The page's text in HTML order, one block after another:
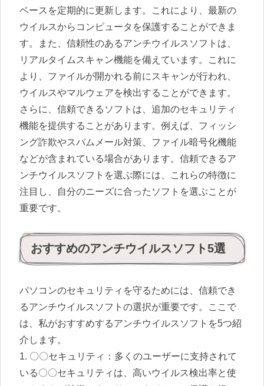
ベースを定期的に更新します。これにより、最新の
ウイルスからコンピュータを保護することができま
す。また、信頼性のあるアンチウイルスソフトは、
リアルタイムスキャン機能を備えています。これに
より、ファイルが開かれる前にスキャンが行われ、
ウイルスやマルウェアを検出することができます。
さらに、信頼できるソフトは、追加のセキュリティ
機能を提供することがあります。例えば、フィッシ
ング詐欺やスパムメール対策、ファイル暗号化機能
などが含まれている場合があります。信頼できるア
ンチウイルスソフトを選ぶ際には、これらの特徴に
注目し、自分のニーズに合ったソフトを選ぶことが
重要です。
おすすめのアンチウイルスソフト5選
パソコンのセキュリティを守るためには、信頼でき
るアンチウイルスソフトの選択が重要です。ここで
は、私がおすすめするアンチウイルスソフトを5つ紹
介します。
1. 〇〇セキュリティ：多くのユーザーに支持されて
いる〇〇セキュリティは、高いウイルス検出率と使